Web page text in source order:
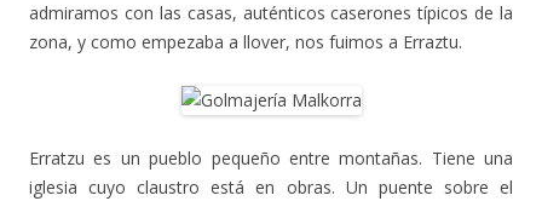
admiramos con las casas, auténticos caserones típicos de la
zona, y como empezaba a llover, nos fuimos a Erraztu.
Erratzu es un pueblo pequeño entre montañas. Tiene una
iglesia cuyo claustro está en obras. Un puente sobre el